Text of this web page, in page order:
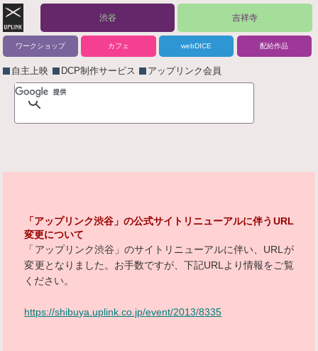
渋谷 吉祥寺
ワークショップ カフェ webDICE 配給作品
自主上映 DCP制作サービス アップリンク会員
「アップリンク渋谷」の公式サイトリニューアルに伴うURL
変更について
「アップリンク渋谷」のサイトリニューアルに伴い、URLが
変更となりました。お手数ですが、下記URLより情報をご覧
ください。
https://shibuya.uplink.co.jp/event/2013/8335